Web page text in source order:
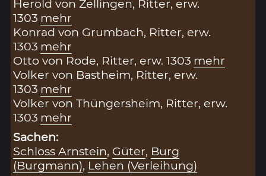
Herold von Zellingen, Ritter, erw.
1303 mehr
Konrad von Grumbach, Ritter, erw.
1303 mehr
Otto von Rode, Ritter, erw. 1303 mehr
Volker von Bastheim, Ritter, erw.
1303 mehr
Volker von Thüngersheim, Ritter, erw.
1303 mehr
Sachen:
Schloss Arnstein, Güter, Burg
(Burgmann), Lehen (Verleihung)